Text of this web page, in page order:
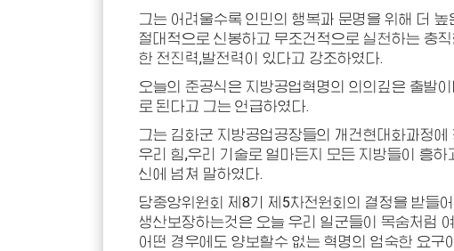
그는 어려울수록 인민의 행복과 문명을 위해 더
절대적으로 신봉하고 무조건적으로 실천하는 충
한 전진력,발전력이 있다고 강조하였다.
오늘의 준공식은 지방공업혁명의 의의깊은 출발
로 된다고 그는 언급하였다.
그는 김화군 지방공업공장들의 개건현대화과정
우리 힘,우리 기술로 얼마든지 모든 지방들이 흥
신에 넘쳐 말하였다.
당중앙위원회 제8기 제5차전원회의 결정을 받들
생산보장하는것은 오늘 우리 일군들이 목숨처럼
어떤 경우에도 양보할수 없는 혁명의 엄숙한 요구